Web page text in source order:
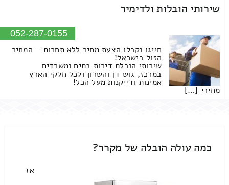
שירותי הובלות ולדימיר
052-287-0155
חייגו וקבלו הצעת מחיר ללא תחרות – המחיר
הזול בישראל!
שירותי הובלת דירות בתים ומשרדים
במרכז, גוש דן והשרון ולכל חלקי הארץ
אמינות ודייקנות מעל הכל!
מחירי […]
כמה עולה הובלה של מקרר?
אז